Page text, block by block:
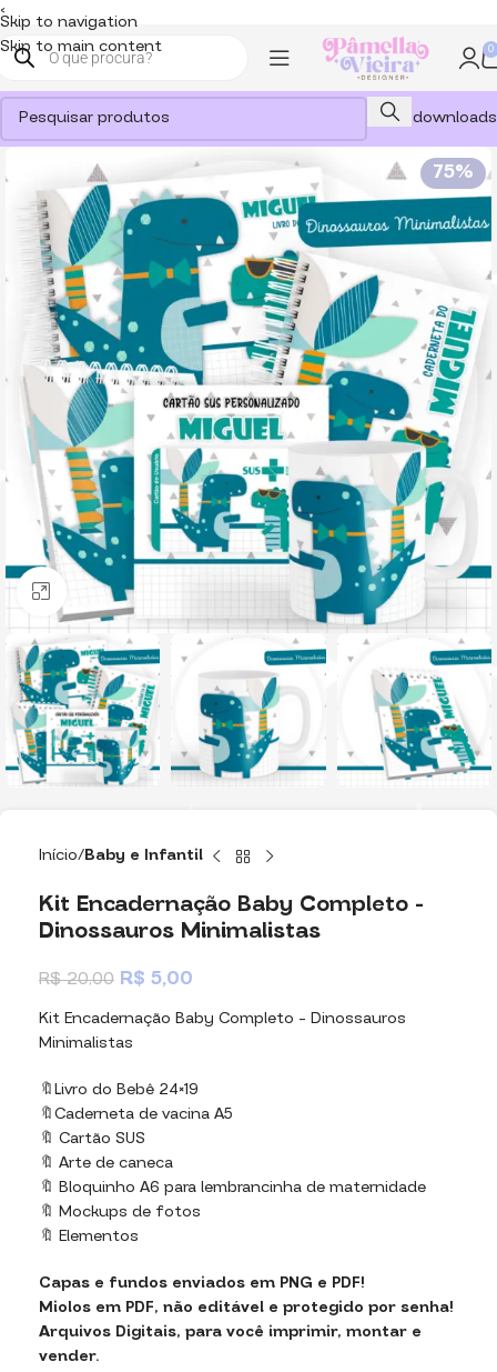
<
Skip to navigation
Skip to main content
0
Meus downloads
75%
Clique para ampliar
Início Baby e Infantil
Kit Encadernação Baby Completo –
Dinossauros Minimalistas
R$20,00 R$ 5,00
Kit Encadernação Baby Completo – Dinossauros
Minimalistas
🔖Livro do Bebê 24×19
🔖Caderneta de vacina A5
🔖 Cartão SUS
🔖 Arte de caneca
🔖 Bloquinho A6 para lembrancinha de maternidade
🔖 Mockups de fotos
🔖 Elementos
Capas e fundos enviados em PNG e PDF!
Miolos em PDF, não editável e protegido por senha!
Arquivos Digitais, para você imprimir, montar e
vender.